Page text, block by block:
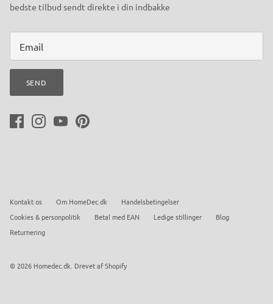
bedste tilbud sendt direkte i din indbakke
SEND
Kontakt os Om HomeDec.dk
Handelsbetingelser
Cookies & personpolitik
Betal med EAN Ledige stillinger
Blog
Returnering
© 2026 Homedec.dk Drevet af Shopify